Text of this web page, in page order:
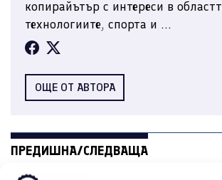
копирайътър с интереси в
технологиите, спорта и ...
ОЩЕ ОТ АВТОРА
ПРЕДИШНА/СЛЕДВАЩА